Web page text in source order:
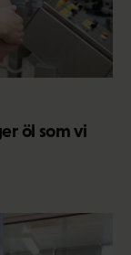
öl som vi